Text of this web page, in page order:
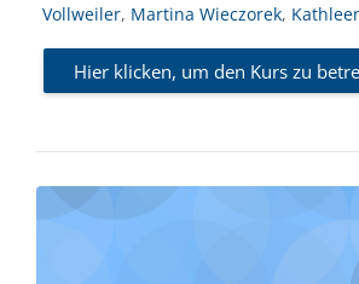
Vollweiler, Martina Wieczorek,
Hier klicken, um den Kurs zu